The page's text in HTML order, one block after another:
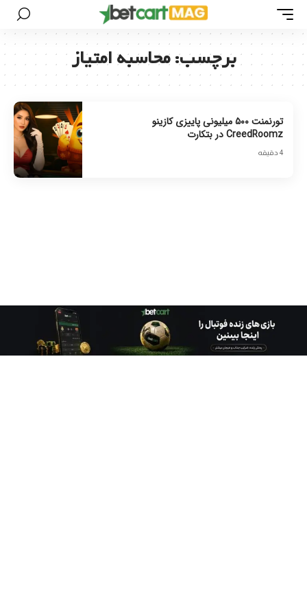
برچسب:محاسبه امتیاز
تورنمنت ۵۰۰ میلیونی پاییزی کازینو
CreedRoomz در بتکارت
4 دقیقه